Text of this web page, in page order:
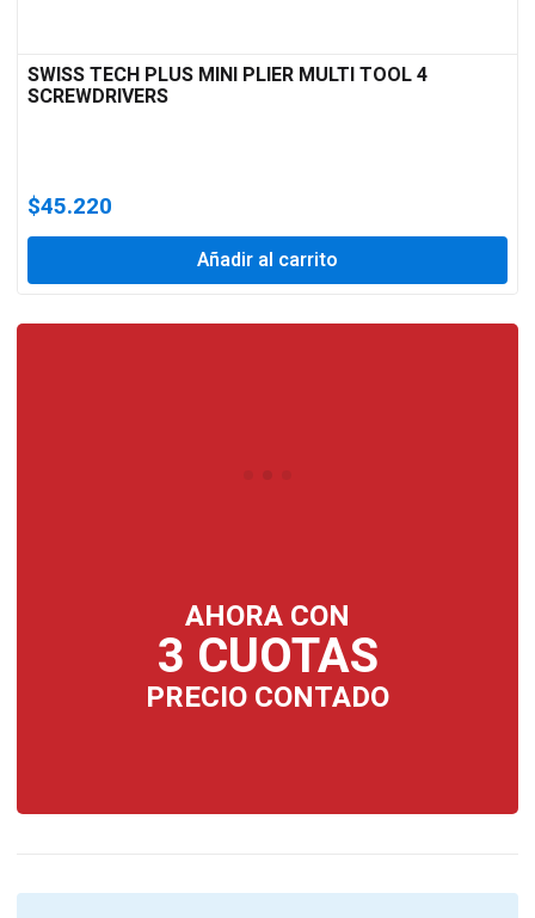
AHORA CON
3 CUOTAS
PRECIO CONTADO
SWISS TECH PLUS MINI PLIER MULTI TOOL 4
SCREWDRIVERS
$45.220
Añadir al carrito